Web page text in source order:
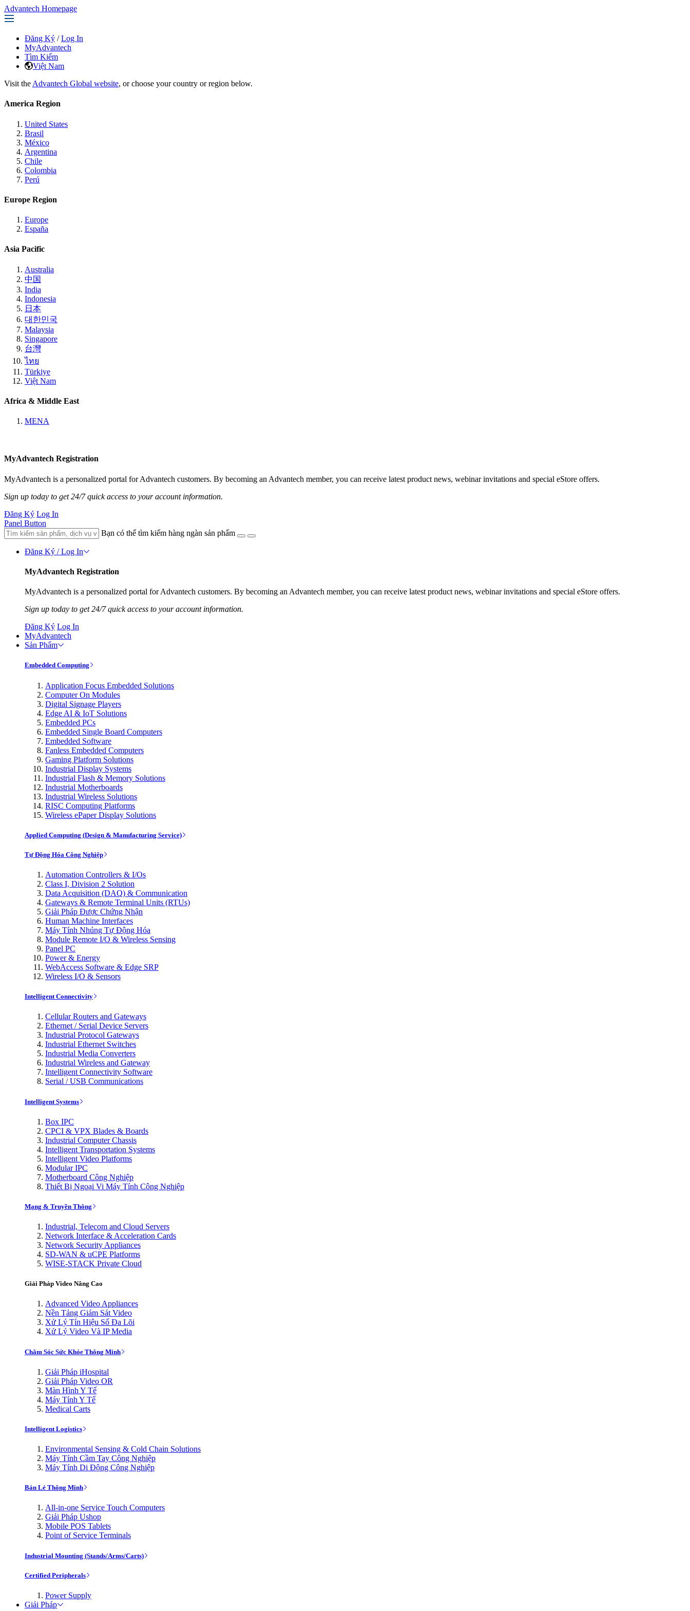
Advantech Homepage
Đăng Ký / Log In
MyAdvantech
Tìm Kiếm
Việt Nam
Visit the Advantech Global website, or choose your country or region below.
America Region
United States
Brasil
México
Argentina
Chile
Colombia
Perú
Europe Region
Europe
España
Asia Pacific
Australia
中国
India
Indonesia
日本
대한민국
Malaysia
Singapore
台灣
ไทย
Türkiye
Việt Nam
Africa & Middle East
MENA
MyAdvantech Registration
MyAdvantech is a personalized portal for Advantech customers. By becoming an Advantech member, you can receive latest product news, webinar invitations and special eStore offers.
Sign up today to get 24/7 quick access to your account information.
Đăng Ký Log In
Panel Button
Bạn có thể tìm kiếm hàng ngàn sản phẩm
Đăng Ký / Log In
MyAdvantech Registration
MyAdvantech is a personalized portal for Advantech customers. By becoming an Advantech member, you can receive latest product news, webinar invitations and special eStore offers.
Sign up today to get 24/7 quick access to your account information.
Đăng Ký Log In
MyAdvantech
Sản Phẩm
Embedded Computing
Application Focus Embedded Solutions
Computer On Modules
Digital Signage Players
Edge AI & IoT Solutions
Embedded PCs
Embedded Single Board Computers
Embedded Software
Fanless Embedded Computers
Gaming Platform Solutions
Industrial Display Systems
Industrial Flash & Memory Solutions
Industrial Motherboards
Industrial Wireless Solutions
RISC Computing Platforms
Wireless ePaper Display Solutions
Applied Computing (Design & Manufacturing Service)
Tự Động Hóa Công Nghiệp
Automation Controllers & I/Os
Class I, Division 2 Solution
Data Acquisition (DAQ) & Communication
Gateways & Remote Terminal Units (RTUs)
Giải Pháp Được Chứng Nhận
Human Machine Interfaces
Máy Tính Nhúng Tự Động Hóa
Module Remote I/O & Wireless Sensing
Panel PC
Power & Energy
WebAccess Software & Edge SRP
Wireless I/O & Sensors
Intelligent Connectivity
Cellular Routers and Gateways
Ethernet / Serial Device Servers
Industrial Protocol Gateways
Industrial Ethernet Switches
Industrial Media Converters
Industrial Wireless and Gateway
Intelligent Connectivity Software
Serial / USB Communications
Intelligent Systems
Box IPC
CPCI & VPX Blades & Boards
Industrial Computer Chassis
Intelligent Transportation Systems
Intelligent Video Platforms
Modular IPC
Motherboard Công Nghiệp
Thiết Bị Ngoại Vi Máy Tính Công Nghiệp
Mạng & Truyền Thông
Industrial, Telecom and Cloud Servers
Network Interface & Acceleration Cards
Network Security Appliances
SD-WAN & uCPE Platforms
WISE-STACK Private Cloud
Giải Pháp Video Nâng Cao
Advanced Video Appliances
Nền Tảng Giám Sát Video
Xử Lý Tín Hiệu Số Đa Lõi
Xử Lý Video Và IP Media
Chăm Sóc Sức Khỏe Thông Minh
Giải Pháp iHospital
Giải Pháp Video OR
Màn Hình Y Tế
Máy Tính Y Tế
Medical Carts
Intelligent Logistics
Environmental Sensing & Cold Chain Solutions
Máy Tính Cầm Tay Công Nghiệp
Máy Tính Di Động Công Nghiệp
Bán Lẻ Thông Minh
All-in-one Service Touch Computers
Giải Pháp Ushop
Mobile POS Tablets
Point of Service Terminals
Industrial Mounting (Stands/Arms/Carts)
Certified Peripherals
Power Supply
Giải Pháp